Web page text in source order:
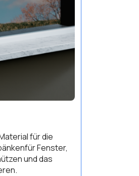
für die
Fenster,
und das